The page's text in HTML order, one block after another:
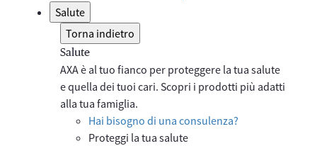
Salute
Torna indietro
Salute
AXA è al tuo fianco per proteggere la tua salute
e quella dei tuoi cari. Scopri i prodotti più adatti
alla tua famiglia.
Hai bisogno di una consulenza?
Proteggi la tua salute